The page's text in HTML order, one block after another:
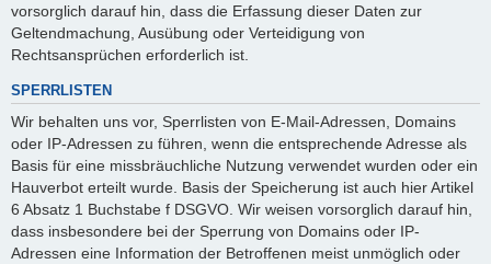
vorsorglich darauf hin, dass die Erfassung dieser Daten zur
Geltendmachung, Ausübung oder Verteidigung von
Rechtsansprüchen erforderlich ist.
SPERRLISTEN
Wir behalten uns vor, Sperrlisten von E-Mail-Adressen, Domains
oder IP-Adressen zu führen, wenn die entsprechende Adresse als
Basis für eine missbräuchliche Nutzung verwendet wurden oder ein
Hauverbot erteilt wurde. Basis der Speicherung ist auch hier Artikel
6 Absatz 1 Buchstabe f DSGVO. Wir weisen vorsorglich darauf hin,
dass insbesondere bei der Sperrung von Domains oder IP-
Adressen eine Information der Betroffenen meist unmöglich oder